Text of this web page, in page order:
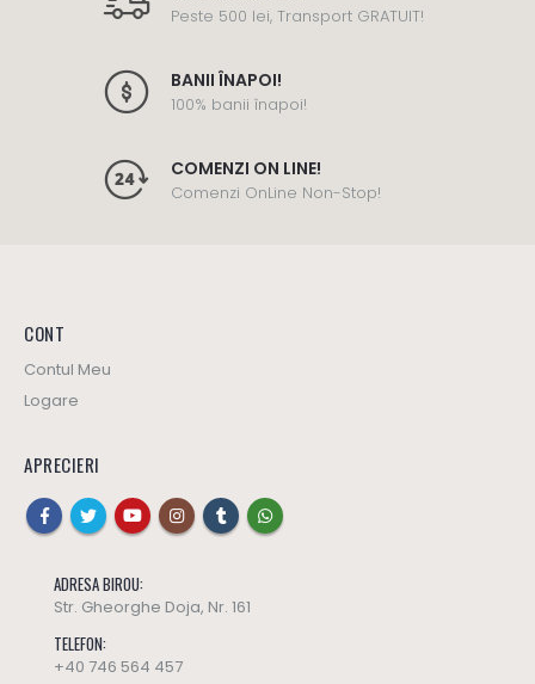
RETUR GRATUIT!
Peste 500 lei, Transport GRATUIT!
BANII ÎNAPOI!
100% banii înapoi!
COMENZI ON LINE!
Comenzi OnLine Non-Stop!
CONT
Logare
APRECIERI
ADRESA BIROU:
Str. Gheorghe Doja, Nr. 161
TELEFON: